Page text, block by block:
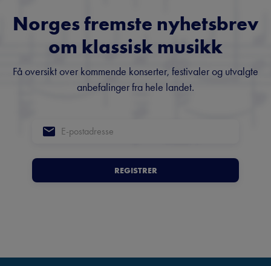
Norges fremste nyhetsbrev
om klassisk musikk
Få oversikt over kommende konserter, festivaler og utvalgte
anbefalinger fra hele landet.
REGISTRER